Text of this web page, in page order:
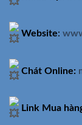
Website:
Chát Online:
Link Mua